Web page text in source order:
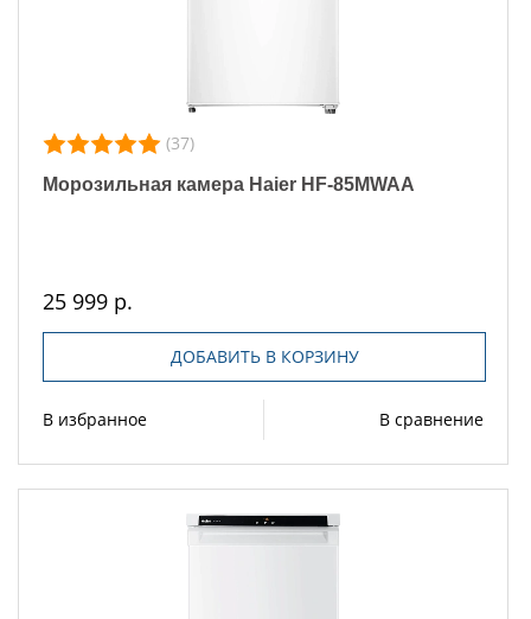
(37)
Морозильная камера Haier HF-85MWAA
25 999 р.
ДОБАВИТЬ В КОРЗИНУ
В избранное В сравнение